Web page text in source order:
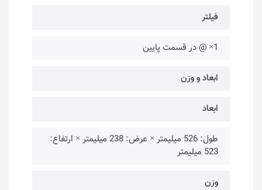
فیلتر
1× @ در قسمت پایین
ابعاد و وزن
ابعاد
طول: 526 میلیمتر × عرض: 238 میلیمتر × ارتفاع:
523 میلیمتر
وزن